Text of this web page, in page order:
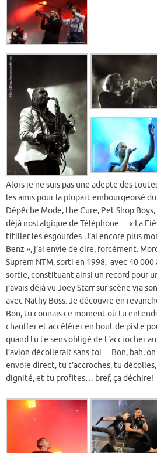
Alors je ne suis pas une adepte des
les amis pour la plupart embourgeoisé
Dépêche Mode, the Cure, Pet Shop
déjà nostalgique de Téléphone… « La
titiller les esgourdes. J’ai encore plus
Benz », j’ai envie de dire, forcément.
Suprem NTM, sorti en 1998, avec 40
sortie, constituant ainsi un record pour
j’avais déjà vu Joey Starr sur scène via
avec Nathy Boss. Je découvre en
Bon, tu connais ce moment où tu
chauffer et accélérer en bout de piste
quand tu te sens obligé de t’accrocher
l’avion décollerait sans toi… Bon, bah,
envoie direct, tu t’accroches, tu
dignité, et tu profites… bref, ça déchire!